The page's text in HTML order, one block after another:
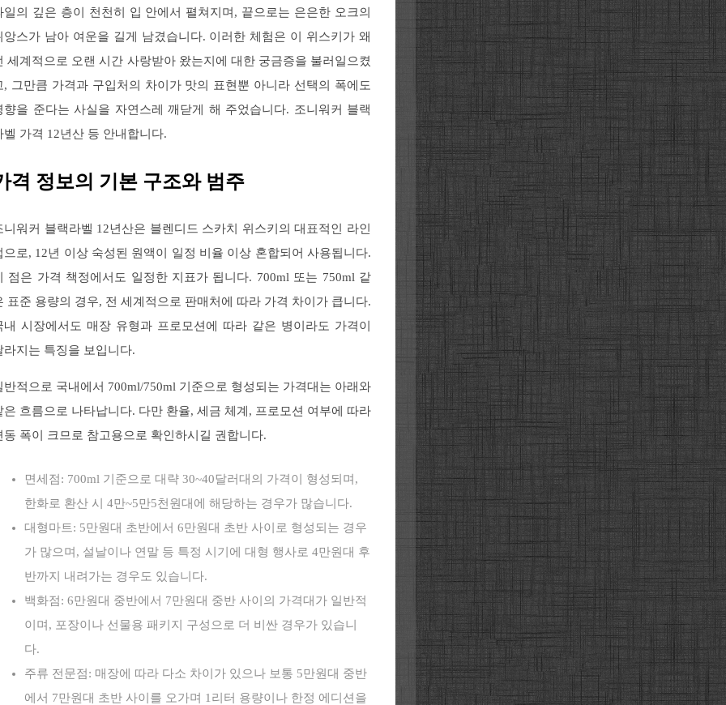
일의 깊은 층이 천천히 입 안에서 펼쳐지며, 끝으로는 은은한 오크의
앙스가 남아 여운을 길게 남겼습니다. 이러한 체험은 이 위스키가 왜
세계적으로 오랜 시간 사랑받아 왔는지에 대한 궁금증을 불러일으켰
, 그만큼 가격과 구입처의 차이가 맛의 표현뿐 아니라 선택의 폭에도
향을 준다는 사실을 자연스레 깨닫게 해 주었습니다. 조니워커 블랙
벨 가격 12년산 등 안내합니다.
격 정보의 기본 구조와 범주
니워커 블랙라벨 12년산은 블렌디드 스카치 위스키의 대표적인 라인
으로, 12년 이상 숙성된 원액이 일정 비율 이상 혼합되어 사용됩니다.
점은 가격 책정에서도 일정한 지표가 됩니다. 700ml 또는 750ml 같
표준 용량의 경우, 전 세계적으로 판매처에 따라 가격 차이가 큽니다.
내 시장에서도 매장 유형과 프로모션에 따라 같은 병이라도 가격이
라지는 특징을 보입니다.
반적으로 국내에서 700ml/750ml 기준으로 형성되는 가격대는 아래와
은 흐름으로 나타납니다. 다만 환율, 세금 체계, 프로모션 여부에 따라
동 폭이 크므로 참고용으로 확인하시길 권합니다.
면세점: 700ml 기준으로 대략 30~40달러대의 가격이 형성되며,
한화로 환산 시 4만~5만5천원대에 해당하는 경우가 많습니다.
대형마트: 5만원대 초반에서 6만원대 초반 사이로 형성되는 경우
가 많으며, 설날이나 연말 등 특정 시기에 대형 행사로 4만원대 후
반까지 내려가는 경우도 있습니다.
백화점: 6만원대 중반에서 7만원대 중반 사이의 가격대가 일반적
이며, 포장이나 선물용 패키지 구성으로 더 비싼 경우가 있습니
다.
주류 전문점: 매장에 따라 다소 차이가 있으나 보통 5만원대 중반
에서 7만원대 초반 사이를 오가며 1리터 용량이나 한정 에디션을